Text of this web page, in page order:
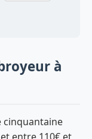
à
cinquantaine